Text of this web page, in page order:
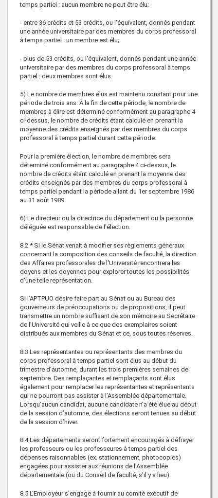
temps partiel : aucun membre ne peut être élu;
- entre 36 crédits et 53 crédits, ou l'équivalent, donnés pendant
une année universitaire par des membres du corps professoral
à temps partiel : un membre est élu;
- plus de 53 crédits, ou l'équivalent, donnés pendant une année
universitaire par des membres du corps professoral à temps
partiel : deux membres sont élus.
5) Le nombre de membres élus est maintenu constant pour une
période de trois ans. À la fin de cette période, le nombre de
membres à élire est déterminé conformément au paragraphe 4
ci-dessus, le nombre de crédits étant calculé en prenant la
moyenne des crédits enseignés par des membres du corps
professoral à temps partiel durant cette période.
Pour la première élection, le nombre de membres sera
déterminé conformément au paragraphe 4 ci-dessus, le
nombre de crédits étant calculé en prenant la moyenne des
crédits enseignés par des membres du corps professoral à
temps partiel pendant la période allant du 1er septembre 1986
au 31 août 1989.
6) Le directeur ou la directrice du département ou la personne
déléguée est responsable de l'élection.
8.2 * Si le Sénat venait à modifier ses règlements généraux
concernant la composition des conseils de faculté, la direction
des Affaires professorales de l'Université rencontrera les
doyens et les doyennes pour explorer toutes les possibilités
d'une telle représentation.
Si l’APTPUO désire faire part au Sénat ou au Bureau des
gouverneurs de préoccupations ou de propositions, il peut
transmettre un nombre suffisant de son mémoire au Secrétaire
de l’Université qui veille à ce que des exemplaires soient
distribués aux membres du Sénat et ce, sous toutes réserves.
8.3 Les représentantes ou représentants des membres du
corps professoral à temps partiel sont élus au début du
trimestre d’automne, durant les trois premières semaines de
septembre. Des remplaçantes et remplaçants sont élus
également pour remplacer les représentantes et représentants
qui ne pourront pas assister à l’Assemblée départementale.
Lorsqu’aucun candidat, aucune candidate n’a été élue au début
de la session d’automne, des élections seront tenues au début
de la session d’hiver.
8.4 Les départements seront fortement encouragés à défrayer
les professeurs ou les professeures à temps partiel des
dépenses raisonnables (ex. stationnement, photocopies)
engagées pour assister aux réunions de l'Assemblée
départementale (ou du Conseil de faculté, s'il y a lieu).
8.5 L'Employeur s'engage à fournir au comité exécutif de